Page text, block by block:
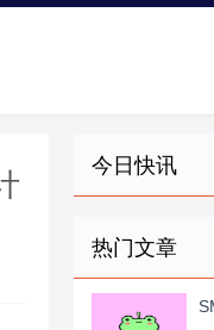
今日快讯
热门文章